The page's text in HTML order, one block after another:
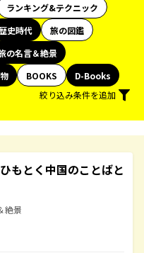
ランキング&テクニック
史時代
旅の図鑑
の名言＆絶景
BOOKS
D-Books
絞り込み条件を追加
もとく中国のことばと
絶景